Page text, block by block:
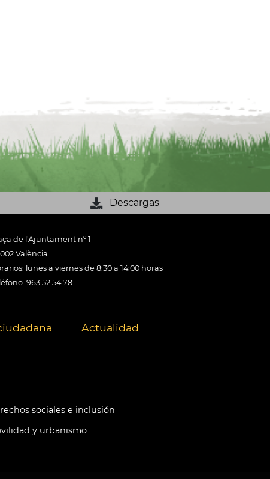
Descargas
de l'Ajuntament nº 1
València
lunes a viernes de 8:30 a 14:00 horas
963 52 54 78
Actualidad
sociales e inclusión
y urbanismo